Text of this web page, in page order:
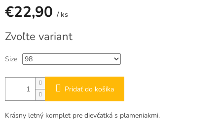
€22,90 / ks
cena:
Zvoľte variant
Size
Pridať do košíka
Krásny letný komplet pre dievčatká s plameniakmi.